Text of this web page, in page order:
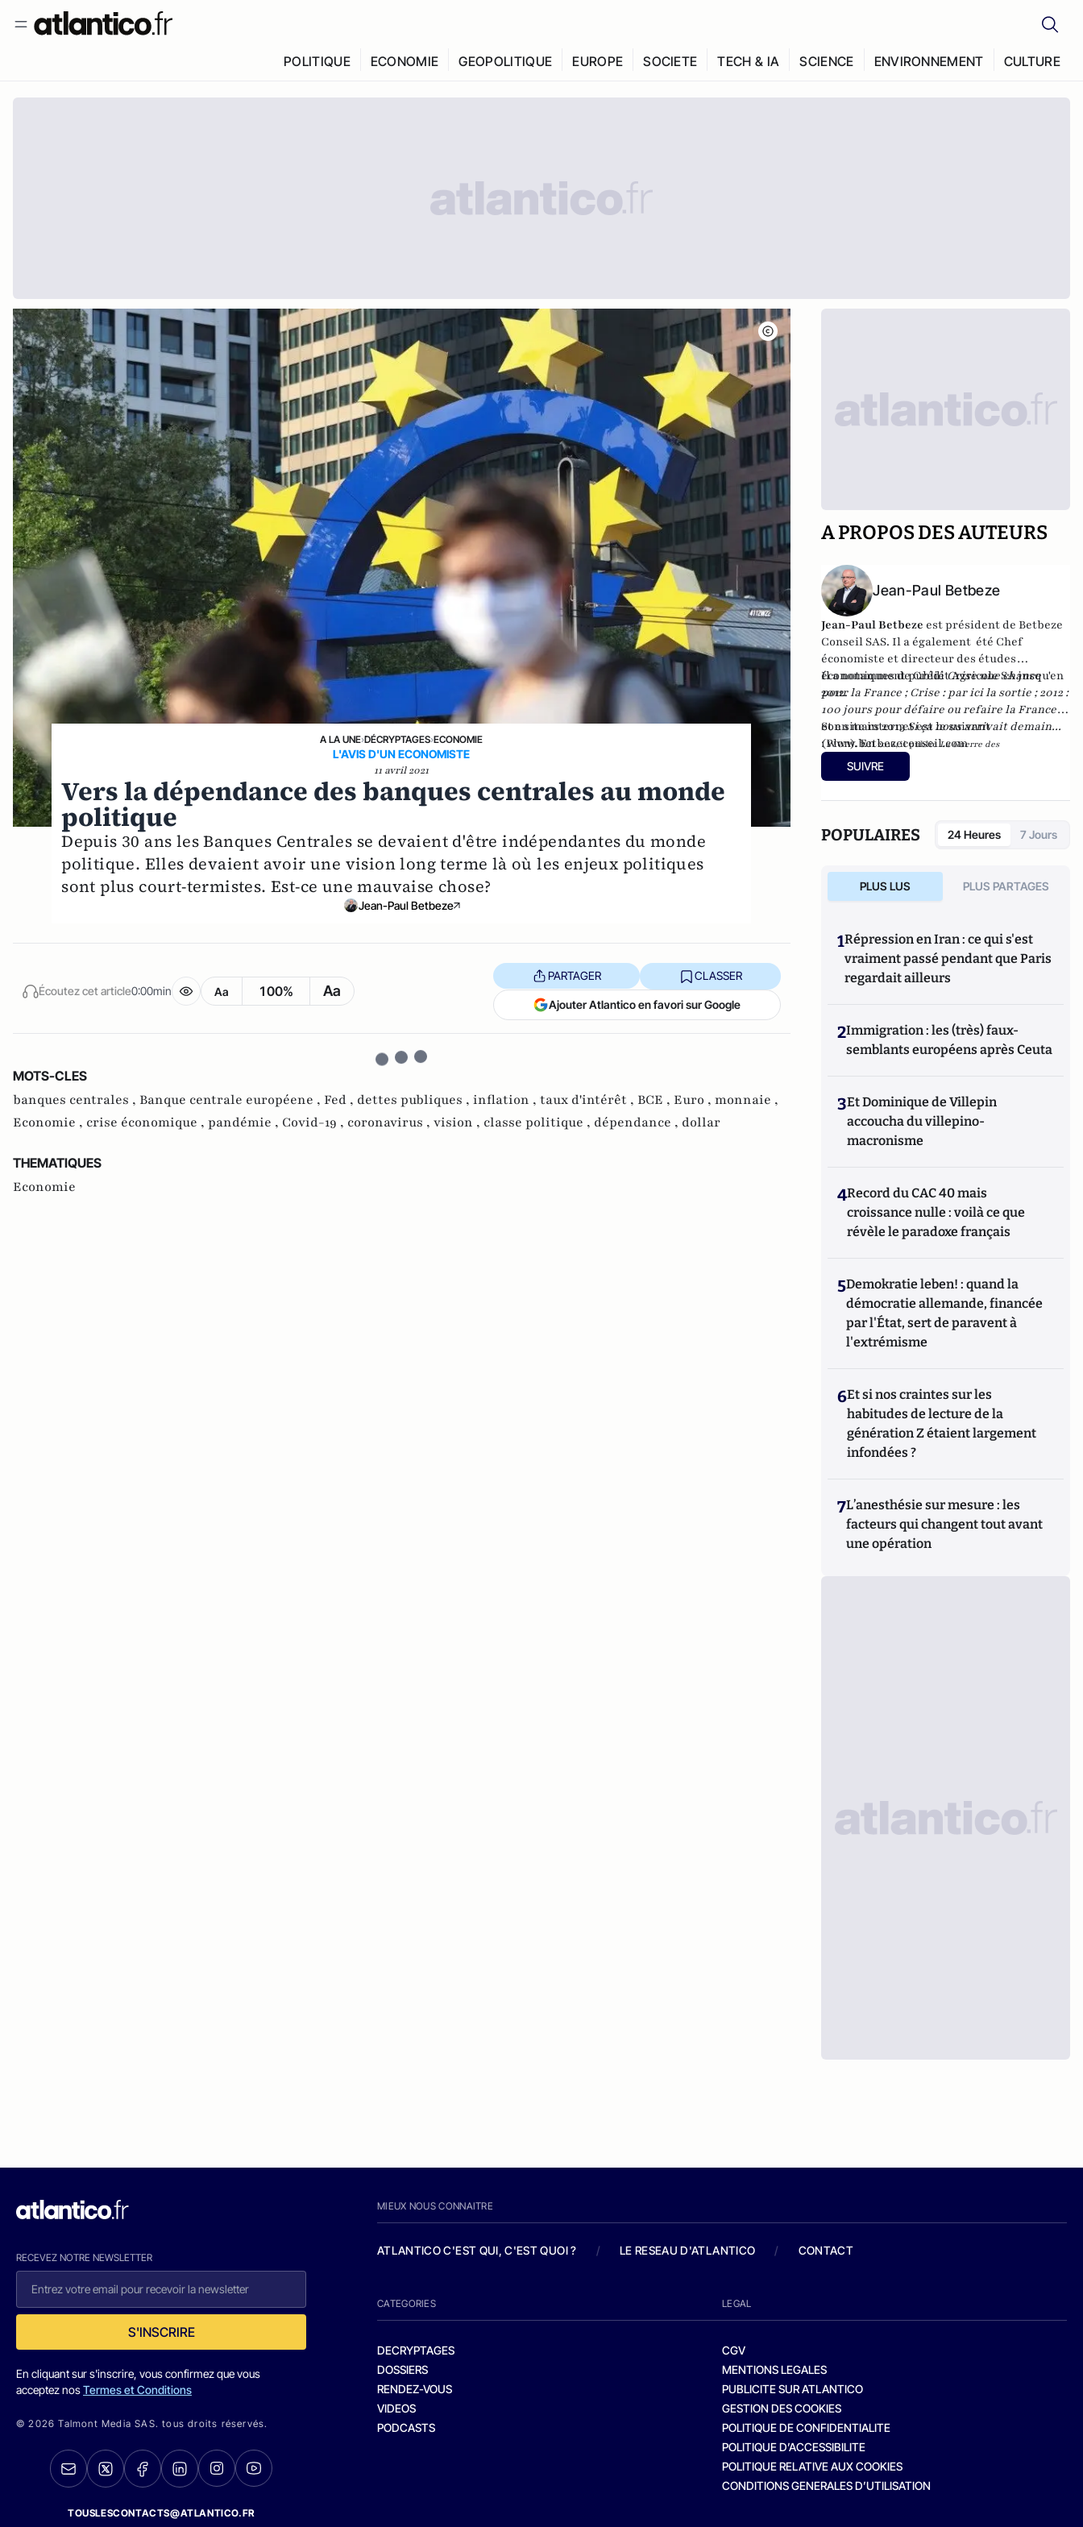
POLITIQUE ECONOMIE GEOPOLITIQUE EUROPE SOCIETE TECH & IA SCIENCE ENVIRONNEMENT CULTURE
A LA UNE›DÉCRYPTAGES›ECONOMIE
L'AVIS D'UN ECONOMISTE
11 avril 2021
Vers la dépendance des banques centrales au monde
politique
Depuis 30 ans les Banques Centrales se devaient d'être indépendantes du monde
politique. Elles devaient avoir une vision long terme là où les enjeux politiques
sont plus court-termistes. Est-ce une mauvaise chose?
Jean-Paul Betbeze
Écoutez cet article0:00min Aa 100% Aa
PARTAGER CLASSER
Ajouter Atlantico en favori sur Google
MOTS-CLES
banques centrales , Banque centrale européene , Fed , dettes publiques , inflation , taux d'intérêt , BCE , Euro , monnaie ,
Economie , crise économique , pandémie , Covid-19 , coronavirus , vision , classe politique , dépendance , dollar
THEMATIQUES
Economie
A PROPOS DES AUTEURS
Jean-Paul Betbeze
Jean-Paul Betbeze est président de Betbeze
Conseil SAS. Il a également été Chef
économiste et directeur des études
économiques de Crédit Agricole SA jusqu'en
2012.
Il a notamment publiéCrise une chance
pour la France ;Crise : par ici la sortie ;2012 :
100 jours pour défaire ou refaire la France,
et en mars 2013Si ça nous arrivait demain...
(Plon). En2016, il publieLa Guerre des
Mondialisations
France, ce malade imaginaire" chez le même
Son site internet est le suivant
:www.betbezeconseil.com
SUIVRE
POPULAIRES 24 Heures 7 Jours
PLUS LUS PLUS PARTAGES
1Répression en Iran : ce qui s'est
vraiment passé pendant que Paris
regardait ailleurs
2Immigration : les (très) faux-
semblants européens après Ceuta
3Et Dominique de Villepin
accoucha du villepino-
macronisme
4Record du CAC 40 mais
croissance nulle : voilà ce que
révèle le paradoxe français
5Demokratie leben! : quand la
démocratie allemande, financée
par l'État, sert de paravent à
l'extrémisme
6Et si nos craintes sur les
habitudes de lecture de la
génération Z étaient largement
infondées ?
7L’anesthésie sur mesure : les
facteurs qui changent tout avant
une opération
RECEVEZ NOTRE NEWSLETTER
S'INSCRIRE
En cliquant sur s'inscrire, vous confirmez que vous
acceptez nosTermes et Conditions
© 2026 Talmont Media SAS. tous droits réservés.
TOUSLESCONTACTS@ATLANTICO.FR
MIEUX NOUS CONNAITRE
ATLANTICO C'EST QUI, C'EST QUOI ? / LE RESEAU D'ATLANTICO / CONTACT
CATEGORIES
DECRYPTAGES
DOSSIERS
RENDEZ-VOUS
VIDEOS
PODCASTS
LEGAL
CGV
MENTIONS LEGALES
PUBLICITE SUR ATLANTICO
GESTION DES COOKIES
POLITIQUE DE CONFIDENTIALITE
POLITIQUE D’ACCESSIBILITE
POLITIQUE RELATIVE AUX COOKIES
CONDITIONS GENERALES D’UTILISATION